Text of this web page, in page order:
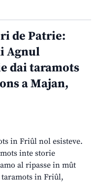
de Patrie:
Agnul
dai taramots
a Majan,
in Friûl nol esisteve.
inte storie
al ripasse in mût
in Friûl,